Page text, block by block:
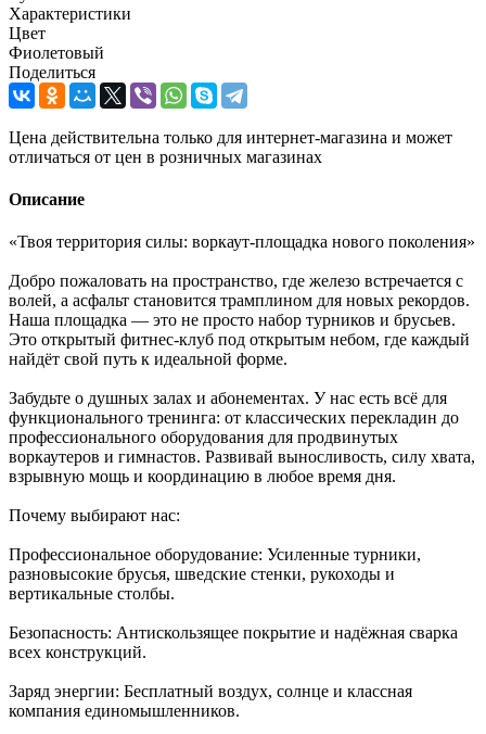
Характеристики
Цвет
Фиолетовый
Поделиться
Цена действительна только для интернет-магазина и может
отличаться от цен в розничных магазинах
Описание
«Твоя территория силы: воркаут-площадка нового поколения»
Добро пожаловать на пространство, где железо встречается с
волей, а асфальт становится трамплином для новых рекордов.
Наша площадка — это не просто набор турников и брусьев.
Это открытый фитнес-клуб под открытым небом, где каждый
найдёт свой путь к идеальной форме.
Забудьте о душных залах и абонементах. У нас есть всё для
функционального тренинга: от классических перекладин до
профессионального оборудования для продвинутых
воркаутеров и гимнастов. Развивай выносливость, силу хвата,
взрывную мощь и координацию в любое время дня.
Почему выбирают нас:
Профессиональное оборудование: Усиленные турники,
разновысокие брусья, шведские стенки, рукоходы и
вертикальные столбы.
Безопасность: Антискользящее покрытие и надёжная сварка
всех конструкций.
Заряд энергии: Бесплатный воздух, солнце и классная
компания единомышленников.